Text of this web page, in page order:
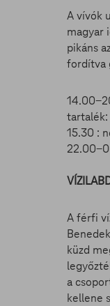
A vívók
magyar
pikáns
fordítva
14.00-
15.30 :
22.00-
A férfi
küzd
a
kellene